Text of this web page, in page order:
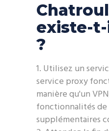
existe-
?
Utilisez un
service proxy
manière qu'un
fonctionnalités
supplémentaires